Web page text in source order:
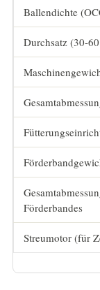
Ballendichte
Durchsatz (30-
Förderbandes
Streumotor (für